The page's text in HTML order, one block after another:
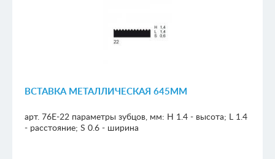
ВСТАВКА МЕТАЛЛИЧЕСКАЯ 645ММ
арт. 76E-22 параметры зубцов, мм: H 1.4 - высота; L 1.4
- расстояние; S 0.6 - ширина